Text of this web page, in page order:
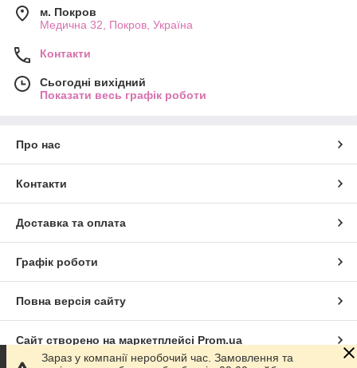
м. Покров
Медична 32, Покров, Україна
Контакти
Сьогодні вихідний
Показати весь графік роботи
Про нас
Контакти
Доставка та оплата
Графік роботи
Повна версія сайту
Сайт створено на маркетплейсі Prom.ua
Зараз у компанії неробочий час. Замовлення та